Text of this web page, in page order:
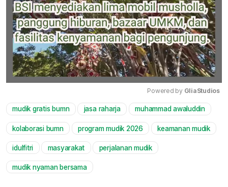
Mute
Powered by GliaStudios
mudik gratis bumn jasa raharja muhammad awaluddin
kolaborasi bumn program mudik 2026 keamanan mudik
idulfitri masyarakat perjalanan mudik
mudik nyaman bersama